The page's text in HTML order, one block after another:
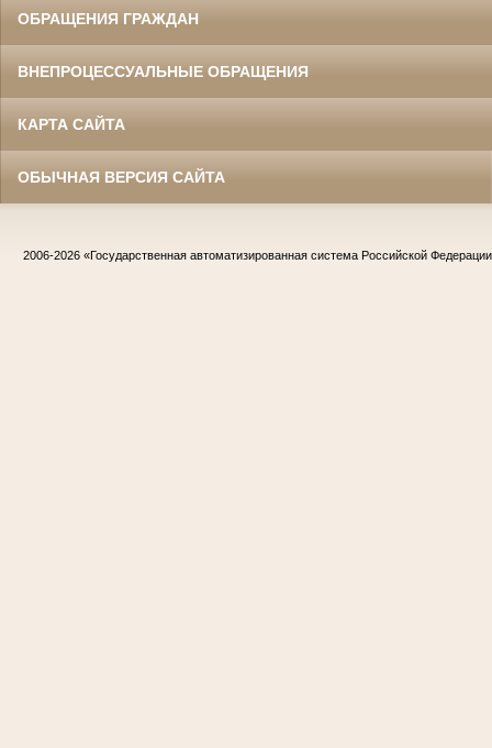
ОБРАЩЕНИЯ ГРАЖДАН
ВНЕПРОЦЕССУАЛЬНЫЕ ОБРАЩЕНИЯ
КАРТА САЙТА
ОБЫЧНАЯ ВЕРСИЯ САЙТА
2006-2026 «Государственная автоматизированная система Российской